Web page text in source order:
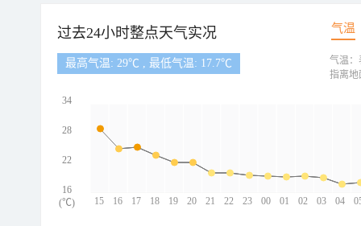
过去24小时整点天气实况 气温
最高气温: 29℃ , 最低气温: 17.7℃
15 16 17 18 19 20 21 22 23 00 01 02 03 04
34
28
22
16
(℃)
气温：
指离地